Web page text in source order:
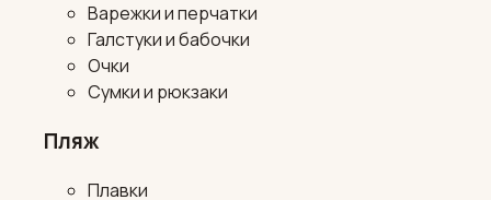
Варежки и перчатки
Галстуки и бабочки
Очки
Сумки и рюкзаки
Пляж
Плавки